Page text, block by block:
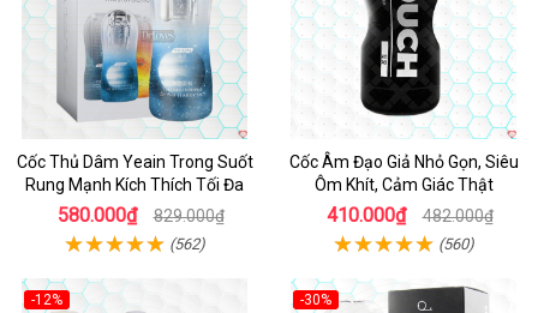
Cốc Thủ Dâm Yeain Trong Suốt
Rung Mạnh Kích Thích Tối Đa
580.000₫ 829.000₫
(562)
Cốc Âm Đạo Giả Nhỏ Gọn, Siêu
Ôm Khít, Cảm Giác Thật
410.000₫ 482.000₫
(560)
-12%
-30%